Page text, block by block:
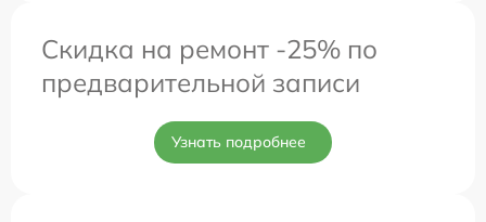
Скидка на ремонт -25% по
предварительной записи
Узнать подробнее